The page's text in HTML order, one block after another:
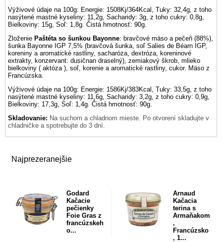
Najprezeranejšie
Godard
Kačacie
pečienky
Foie Gras z
francúzskeh
o...
Arnaud
Kačacia
terina s
Armaňakom
,
Francúzsko
, 1...
Výživové údaje na 100g: Energie: 1508Kj/364Kcal, Tuky: 32,4g, z toho
nasýtené mastné kyseliny: 11,2g, Sacharidy: 3g, z toho cukry: 0,8g,
Bielkoviny: 15g, Soľ: 1,8g. Čistá hmotnosť: 90g.
Zloženie Paštéta so šunkou Bayonne: bravčové mäso a pečeň (88%),
šunka Bayonne IGP 7,5% (bravčová šunka, soľ Salies de Béarn IGP,
koreniny a aromatické rastliny, sacharóza, dextróza, koreninové
extrakty, konzervant: dusičnan draselný), zemiakový škrob, mlieko
bielkoviny ( aktóza ), soľ, korenie a aromatické rastliny, cukor. Mäso z
Francúzska.
Výživové údaje na 100g: Energie: 1586Kj/383Kcal, Tuky: 33,5g, z toho
nasýtené mastné kyseliny: 11,6g, Sacharidy: 3,2g, z toho cukry: 0,9g,
Bielkoviny: 17,3g, Soľ: 1,4g. Čistá hmotnosť: 90g.
Skladovanie: Na suchom a chladnom mieste. Po otvorení skladujte v
chladničke a spotrebujte do 3 dní.